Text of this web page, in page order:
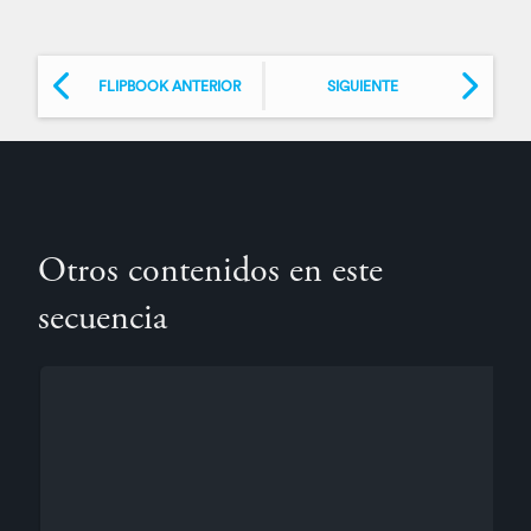
FLIPBOOK ANTERIOR SIGUIENTE
Otros contenidos en este
secuencia